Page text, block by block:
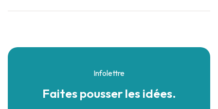
Infolettre
Faites pousserles idées.